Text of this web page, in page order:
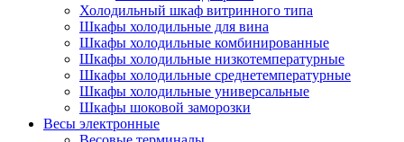
Холодильный шкаф витринного типа
Шкафы холодильные для вина
Шкафы холодильные комбинированные
Шкафы холодильные низкотемпературные
Шкафы холодильные среднетемпературные
Шкафы холодильные универсальные
Шкафы шоковой заморозки
Весы электронные